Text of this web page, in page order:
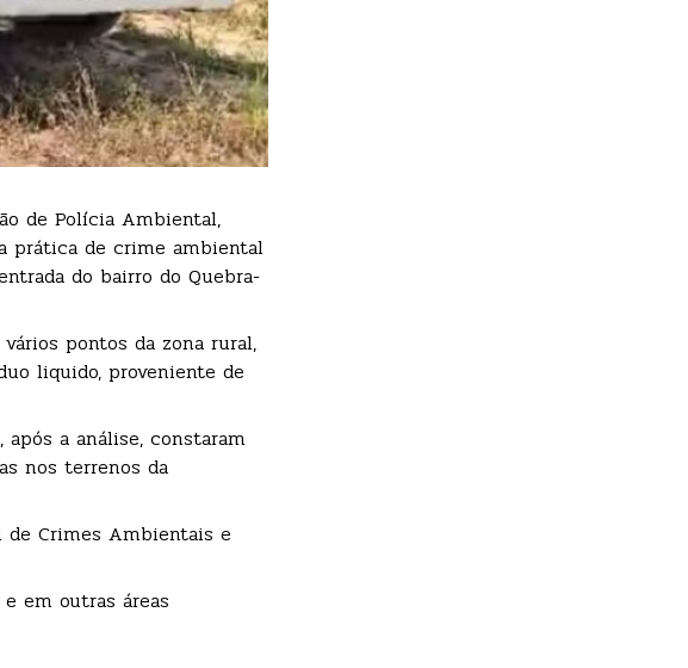
de Polícia Ambiental,
prática de crime ambiental
do bairro do Quebra-
pontos da zona rural,
liquido, proveniente de
a análise, constaram
nos terrenos da
de Crimes Ambientais e
em outras áreas